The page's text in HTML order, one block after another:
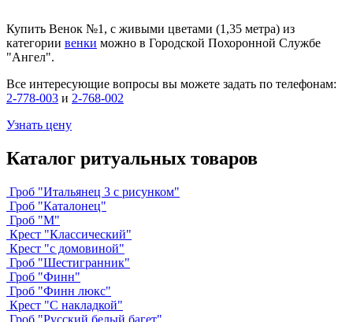
Купить Венок №1, с живыми цветами (1,35 метра) из
категории венки можно в Городской Похоронной Службе
"Ангел".
Все интересующие вопросы вы можете задать по телефонам:
2-778-003 и 2-768-002
Узнать цену
Каталог ритуальных товаров
Гроб "Итальянец 3 с рисунком"
Гроб "Каталонец"
Гроб "М"
Крест "Классический"
Крест "с домовиной"
Гроб "Шестигранник"
Гроб "Финн"
Гроб "Финн люкс"
Крест "С накладкой"
Гроб "Русский белый багет"